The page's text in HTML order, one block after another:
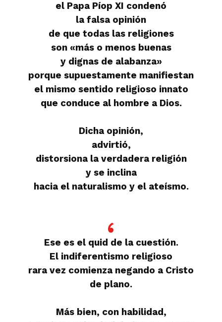
el Papa Píop XI condenó
la falsa opinión
de que todas las religiones
son «más o menos buenas
y dignas de alabanza»
porque supuestamente manifiestan
el mismo sentido religioso innato
que conduce al hombre a Dios.
Dicha opinión,
advirtió,
distorsiona la verdadera religión
y se inclina
hacia el naturalismo y el ateísmo.
Ese es el quid de la cuestión.
El indiferentismo religioso
rara vez comienza negando a Cristo
de plano.
Más bien, con habilidad,